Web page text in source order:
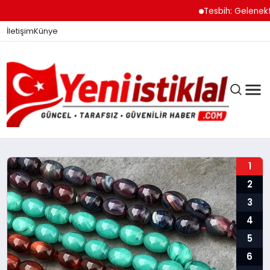
Tesbih: Gelenekten Modern
İletişimKünye
GÜNDEM
DÜNYA
1
2
3
4
5
6